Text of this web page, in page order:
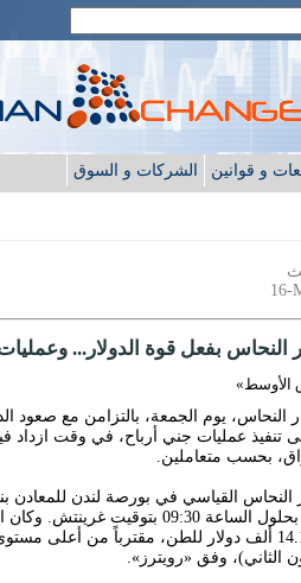
و قوانين الشركات و السوق
16-
النحاس بفعل قوة الدولار...
الأوسط»
يوم الجمعة، بالتزامن مع صعود
تنفيذ عمليات جني أرباح، في وقت ازداد
بحسب متعاملين.
للطن المتري بحلول الساعة
الثاني)، وفق «رويترز».